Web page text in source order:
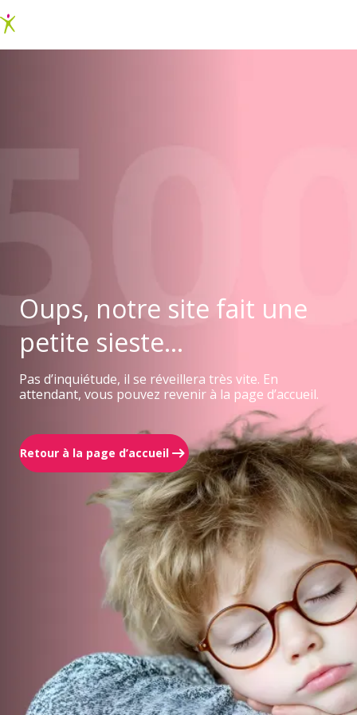
Oups, notre site fait une
petite sieste...
Pas d’inquiétude, il se réveillera très vite. En
attendant, vous pouvez revenir à la page d’accueil.
Retour à la page d’accueil